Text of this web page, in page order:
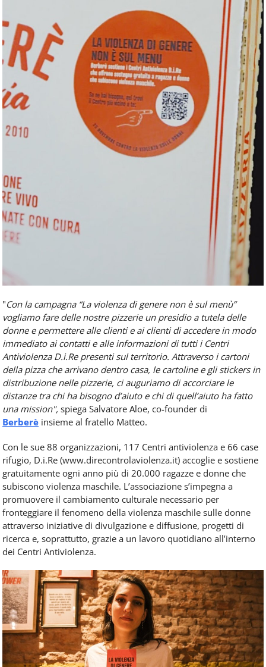
"Con la campagna “La violenza digenere non èsul menù”
vogliamo fare delle nostre pizzerie un presidio a tutela delle
donne e permettere alle clienti e ai clientidiaccedere in modo
immediato ai contatti e alle informazioniditutti i Centri
Antiviolenza D.i.Representi sul territorio. Attraverso i cartoni
della pizza che arrivano dentro casa, le cartoline e gli stickers in
distribuzione nelle pizzerie, ci auguriamo diaccorciare le
distanze tra chi ha bisogno d’aiuto e chidiquell’aiuto ha fatto
una mission", spiega Salvatore Aloe, co-founder di
Berberè insieme al fratello Matteo.
Con le sue 88 organizzazioni, 117 Centri antiviolenza e 66 case
rifugio, D.i.Re (www.direcontrolaviolenza.it) accoglie e sostiene
gratuitamente ogni anno più di 20.000 ragazze e donne che
subiscono violenza maschile. L’associazione s’impegna a
promuovere il cambiamento culturale necessario per
fronteggiare il fenomeno della violenza maschile sulle donne
attraverso iniziative di divulgazione e diffusione, progetti di
ricerca e, soprattutto, grazie a un lavoro quotidiano all’interno
dei Centri Antiviolenza.